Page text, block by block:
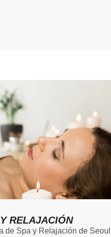
RELAJACIÓN
de Spa y Relajación de